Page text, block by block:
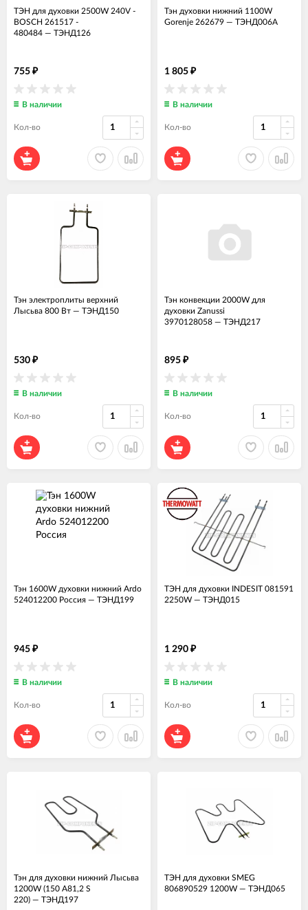
ТЭН для духовки 2500W 240V -
BOSCH 261517 -
480484 — ТЭНД126
755 ₽
В наличии
Кол-во
Тэн духовки нижний 1100W
Gorenje 262679 — ТЭНД006А
1 805 ₽
В наличии
Кол-во
Тэн электроплиты верхний
Лысьва 800 Вт — ТЭНД150
530 ₽
В наличии
Кол-во
Тэн конвекции 2000W для
духовки Zanussi
3970128058 — ТЭНД217
895 ₽
В наличии
Кол-во
Тэн 1600W духовки нижний Ardo
524012200 Россия — ТЭНД199
945 ₽
В наличии
Кол-во
ТЭН для духовки INDESIT 081591
2250W — ТЭНД015
1 290 ₽
В наличии
Кол-во
Тэн для духовки нижний Лысьва
1200W (150 А81,2 S
220) — ТЭНД197
ТЭН для духовки SMEG
806890529 1200W — ТЭНД065